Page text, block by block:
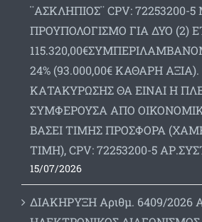
¨ΑΣΚΛΗΠΙΟΣ¨ CPV: 72253200-
ΠΡΟΥΠΟΛΟΓΙΣΜΟ ΓΙΑ ΔΥΟ (2)
24% (93.000,00€ ΚΑΘΑΡΗ
ΚΑΤΑΚΥΡΩΣΗΣ ΘΑ ΕΙΝΑΙ Η
ΣΥΜΦΕΡΟΥΣΑ ΑΠΟ
ΒΑΣΕΙ ΤΙΜΗΣ ΠΡΟΣΦΟΡΑ
ΤΙΜΗ), CPV: 72253200-5
15/07/2026
ΔΙΑΚΗΡΥΞΗ Αριθμ. 6409/2026